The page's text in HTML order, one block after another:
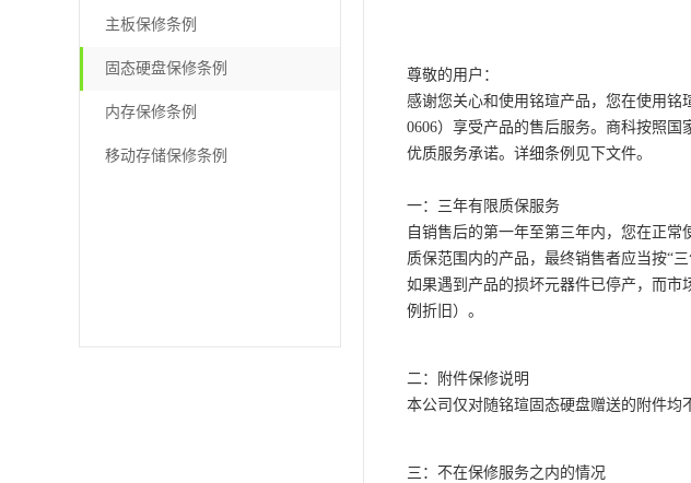
主板保修条例
固态硬盘保修条例
内存保修条例
移动存储保修条例
尊敬的用户：
感谢您关心和使用铭瑄产品，您在使用铭
0606）享受产品的售后服务。商科按照
优质服务承诺。详细条例见下文件。
一：三年有限质保服务
自销售后的第一年至第三年内，您在正
质保范围内的产品，最终销售者应当按“
如果遇到产品的损坏元器件已停产，而市
例折旧）。
二：附件保修说明
本公司仅对随铭瑄固态硬盘赠送的附件均
三：不在保修服务之内的情况